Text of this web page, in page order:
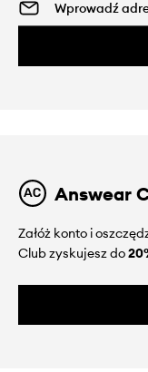
Answear
Załóż konto i
Club zyskujesz do